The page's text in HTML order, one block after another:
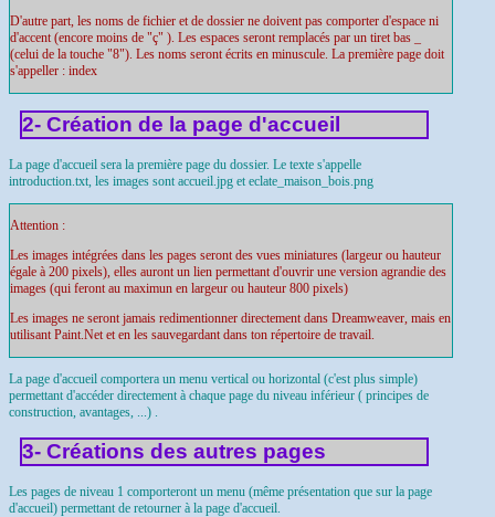
D'autre part, les noms de fichier et de dossier ne doivent pas comporter d'espace ni
d'accent (encore moins de "ç" ). Les espaces seront remplacés par un tiret bas _
(celui de la touche "8"). Les noms seront écrits en minuscule. La première page doit
s'appeller : index
2- Création de la page d'accueil
La page d'accueil sera la première page du dossier. Le texte s'appelle
introduction.txt, les images sont accueil.jpg et eclate_maison_bois.png
Attention :
Les images intégrées dans les pages seront des vues miniatures (largeur ou hauteur
égale à 200 pixels), elles auront un lien permettant d'ouvrir une version agrandie des
images (qui feront au maximun en largeur ou hauteur 800 pixels)
Les images ne seront jamais redimentionner directement dans Dreamweaver, mais en
utilisant Paint.Net et en les sauvegardant dans ton répertoire de travail.
La page d'accueil comportera un menu vertical ou horizontal (c'est plus simple)
permettant d'accéder directement à chaque page du niveau inférieur ( principes de
construction, avantages, ...) .
3- Créations des autres pages
Les pages de niveau 1 comporteront un menu (même présentation que sur la page
d'accueil) permettant de retourner à la page d'accueil.